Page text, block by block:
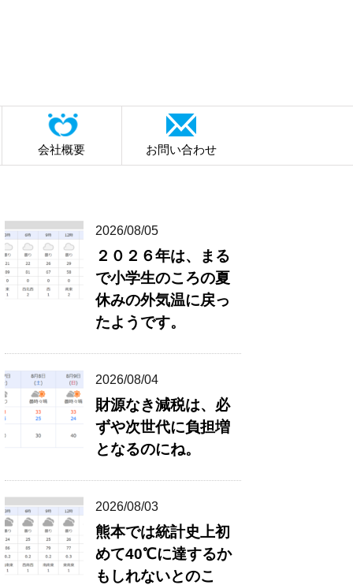
会社概要 お問い合わせ
2026/08/05
２０２６年は、まる
で小学生のころの夏
休みの外気温に戻っ
たようです。
2026/08/04
財源なき減税は、必
ずや次世代に負担増
となるのにね。
2026/08/03
熊本では統計史上初
めて40℃に達するか
もしれないとのこ